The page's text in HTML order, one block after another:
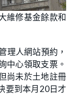
維修基金餘款和
理人網站預約，
中心領取支票。
尚未於土地註冊
要到本月20日才